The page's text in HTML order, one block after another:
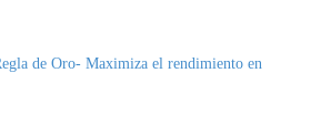
de Oro- Maximiza el rendimiento en